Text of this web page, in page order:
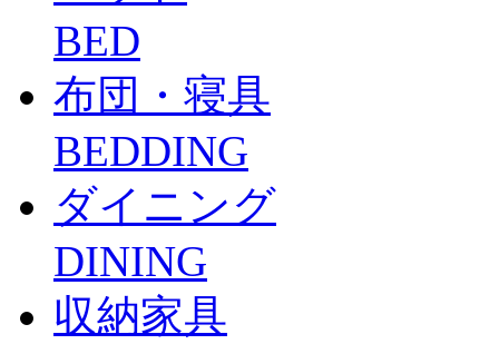
BED
布団・寝具
BEDDING
ダイニング
DINING
収納家具